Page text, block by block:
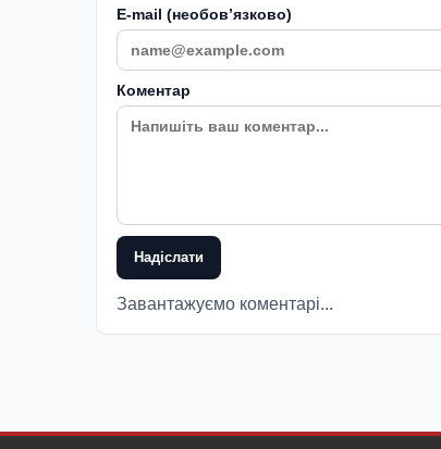
E-mail (необовʼязково)
Коментар
Надіслати
Завантажуємо коментарі...